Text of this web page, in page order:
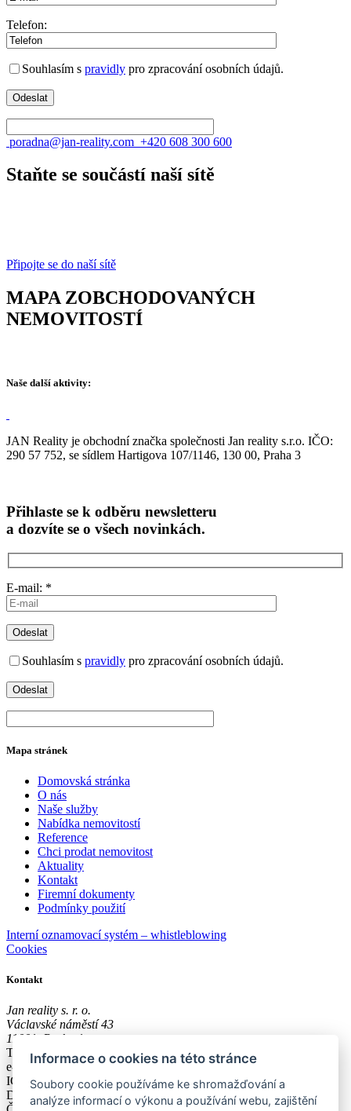
Telefon:
Souhlasím s pravidly pro zpracování osobních údajů.
poradna@jan-reality.com +420 608 300 600
Staňte se součástí naší sítě
Připojte se do naší sítě
MAPA ZOBCHODOVANÝCH
NEMOVITOSTÍ
Naše další aktivity:
JAN Reality je obchodní značka společnosti Jan reality s.r.o. IČO:
290 57 752, se sídlem Hartigova 107/1146, 130 00, Praha 3
Přihlaste se k odběru newsletteru
a dozvíte se o všech novinkách.
E-mail: *
Souhlasím s pravidly pro zpracování osobních údajů.
Mapa stránek
Domovská stránka
O nás
Naše služby
Nabídka nemovitostí
Reference
Chci prodat nemovitost
Aktuality
Kontakt
Firemní dokumenty
Podmínky použití
Interní oznamovací systém – whistleblowing
Cookies
Kontakt
Jan reality s. r. o.
Václavské náměstí 43
11001, Praha 1
Tel.:+420 608 300 600
e-mail:poradna@jan-reality.com
IČO: 29057752
DIČ: CZ29057752
Informace o cookies na této stránce
Soubory cookie používáme ke shromažďování a
analýze informací o výkonu a používání webu, zajištění